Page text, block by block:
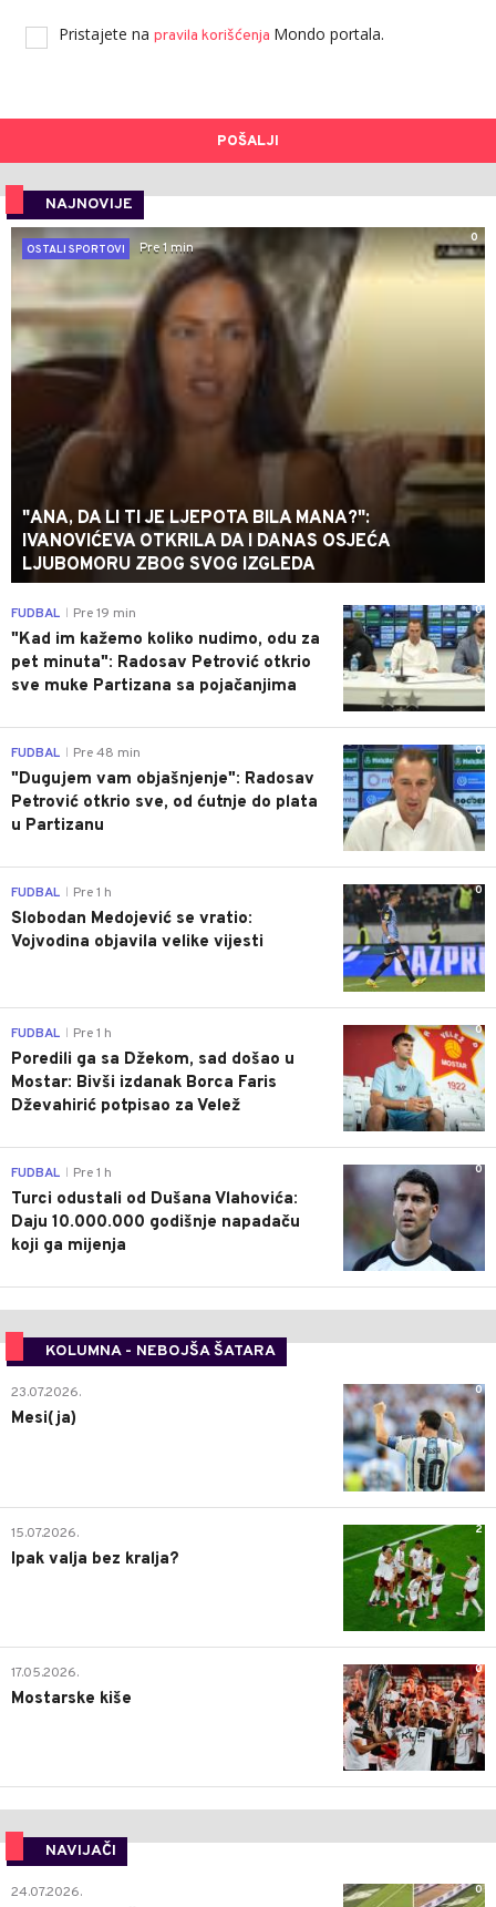
Pristajete na pravila korišćenja Mondo portala.
POŠALJI
NAJNOVIJE
0
OSTALI SPORTOVI
Pre 1 min
"ANA, DA LI TI JE LJEPOTA BILA MANA?":
IVANOVIĆEVA OTKRILA DA I DANAS OSJEĆA
LJUBOMORU ZBOG SVOG IZGLEDA
0
FUDBAL Pre 19 min
"Kad im kažemo koliko nudimo, odu za
pet minuta": Radosav Petrović otkrio
sve muke Partizana sa pojačanjima
0
FUDBAL Pre 48 min
"Dugujem vam objašnjenje": Radosav
Petrović otkrio sve, od ćutnje do plata
u Partizanu
0
FUDBAL Pre 1 h
Slobodan Medojević se vratio:
Vojvodina objavila velike vijesti
0
FUDBAL Pre 1 h
Poredili ga sa Džekom, sad došao u
Mostar: Bivši izdanak Borca Faris
Dževahirić potpisao za Velež
0
FUDBAL Pre 1 h
Turci odustali od Dušana Vlahovića:
Daju 10.000.000 godišnje napadaču
koji ga mijenja
KOLUMNA - NEBOJŠA ŠATARA
0
23.07.2026.
Mesi(ja)
2
15.07.2026.
Ipak valja bez kralja?
0
17.05.2026.
Mostarske kiše
NAVIJAČI
0
24.07.2026.